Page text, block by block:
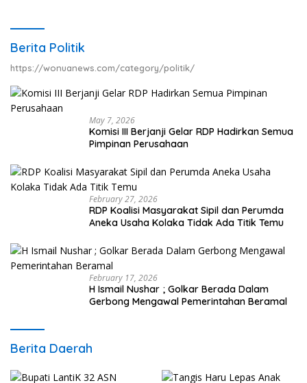
Berita Politik
https://wonuanews.com/category/politik/
May 7, 2026
Komisi III Berjanji Gelar RDP Hadirkan Semua
Pimpinan Perusahaan
February 27, 2026
RDP Koalisi Masyarakat Sipil dan Perumda
Aneka Usaha Kolaka Tidak Ada Titik Temu
February 17, 2026
H Ismail Nushar ; Golkar Berada Dalam
Gerbong Mengawal Pemerintahan Beramal
Berita Daerah